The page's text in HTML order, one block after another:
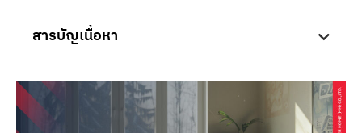
สารบัญเนื้อหา